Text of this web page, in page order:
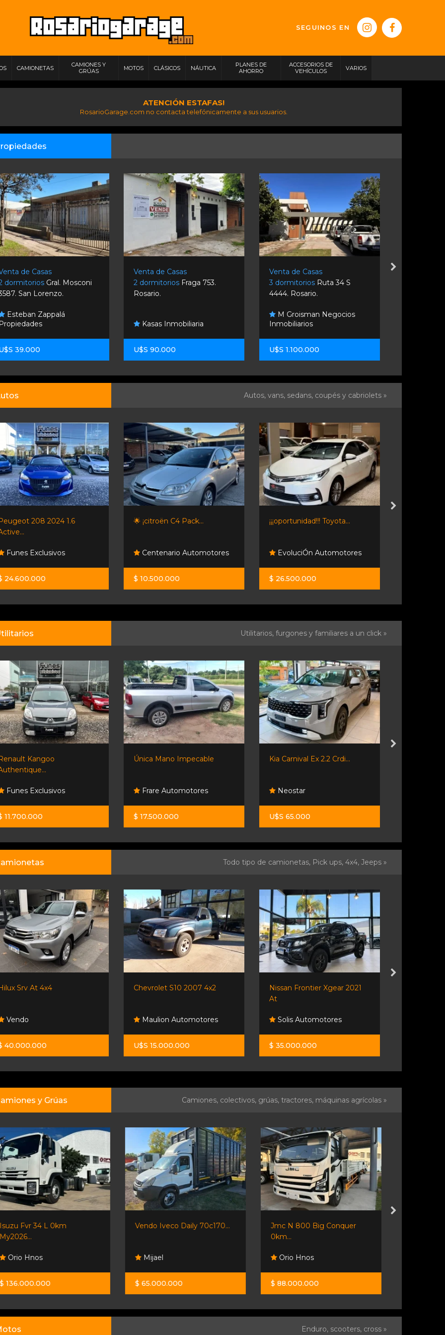
SEGUINOS EN
CAMIONETAS
CAMIONES Y
GRÚAS
MOTOS CLÁSICOS NÁUTICA
PLANES DE
AHORRO
ACCESORIOS DE
VEHÍCULOS
VARIOS
ATENCIÓN ESTAFAS!
RosarioGarage.com no contacta telefónicamente a sus usuarios.
de Casas
dormitorios Gral. Mosconi
San Lorenzo.
Esteban Zappalá
Propiedades
39.000
Venta de Casas
2 dormitorios Fraga 753.
Rosario.
Kasas Inmobiliaria
U$S 90.000
Venta de Casas
3 dormitorios Ruta 34 S
4444. Rosario.
M Groisman Negocios
Inmobiliarios
U$S 1.100.000
Autos, vans, sedans, coupés y cabriolets »
208 2024 1.6
Funes Exclusivos
24.600.000
🌟 ¡citroën C4 Pack...
Centenario Automotores
$ 10.500.000
¡¡¡oportunidad!!! Toyota...
EvoluciÓn Automotores
$ 26.500.000
Utilitarios, furgones y familiares a un click »
Kangoo
Funes Exclusivos
11.700.000
Única Mano Impecable
Frare Automotores
$ 17.500.000
Kia Carnival Ex 2.2 Crdi...
Neostar
U$S 65.000
Todo tipo de camionetas, Pick ups, 4x4, Jeeps »
Srv At 4x4
Vendo
40.000.000
Chevrolet S10 2007 4x2
Maulion Automotores
U$S 15.000.000
Nissan Frontier Xgear 2021
At
Solis Automotores
$ 35.000.000
y Grúas Camiones, colectivos, grúas, tractores, máquinas agrícolas »
Isuzu Fvr 34 L 0km
My2026...
Orio Hnos
$ 136.000.000
Vendo Iveco Daily 70c170...
Mijael
$ 65.000.000
Jmc N 800 Big Conquer
0km...
Orio Hnos
$ 88.000.000
Enduro, scooters, cross »